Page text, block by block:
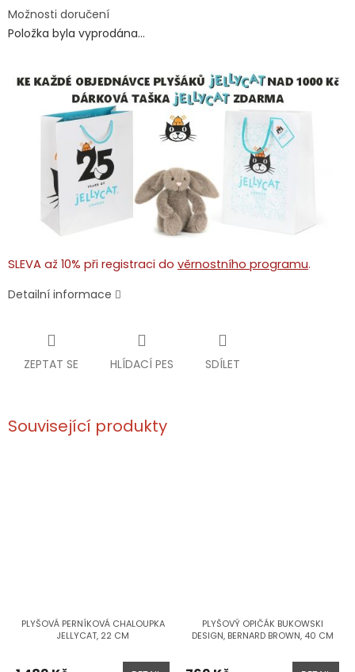
Možnosti doručení
Položka byla vyprodána…
SLEVA až 10% při registraci do věrnostního programu.
Detailní informace
ZEPTAT SE HLÍDACÍ PES SDÍLET
Související produkty
PLYŠOVÁ PERNÍKOVÁ CHALOUPKA
JELLYCAT, 22 CM
PLYŠOVÝ OPIČÁK BUKOWSKI
DESIGN, BERNARD BROWN, 40 CM